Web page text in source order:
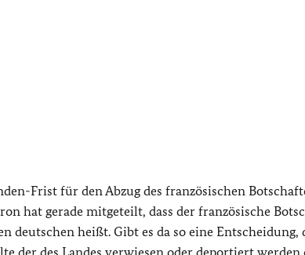
Frist für den Abzug des französischen
hat gerade mitgeteilt, dass der französische
deutschen heißt. Gibt es da so eine Entscheidung,
der des Landes verwiesen oder deportiert werden